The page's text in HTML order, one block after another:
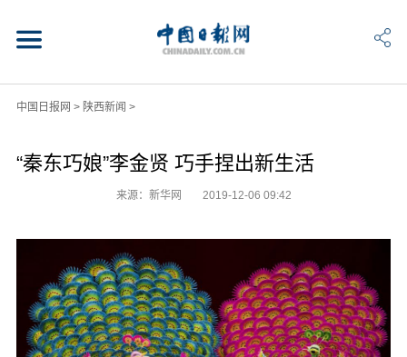
中国日报网 > 陕西新闻 >
“秦东巧娘”李金贤 巧手捏出新生活
来源：新华网 2019-12-06 09:42